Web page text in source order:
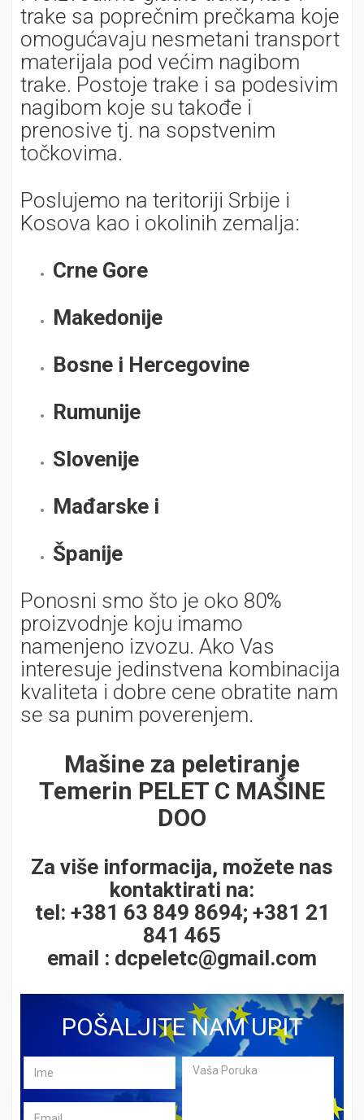
trake sa poprečnim prečkama koje
omogućavaju nesmetani transport
materijala pod većim nagibom
trake. Postoje trake i sa podesivim
nagibom koje su takođe i
prenosive tj. na sopstvenim
točkovima.
Poslujemo na teritoriji Srbije i
Kosova kao i okolinih zemalja:
Crne Gore
Makedonije
Bosne i Hercegovine
Rumunije
Slovenije
Mađarske i
Španije
Ponosni smo što je oko 80%
proizvodnje koju imamo
namenjeno izvozu. Ako Vas
interesuje jedinstvena kombinacija
kvaliteta i dobre cene obratite nam
se sa punim poverenjem.
Mašine za peletiranje
Temerin PELET C MAŠINE
DOO
Za više informacija, možete nas
kontaktirati na:
tel: +381 63 849 8694; +381 21
841 465
email : dcpeletc@gmail.com
POŠALJITE NAM UPIT